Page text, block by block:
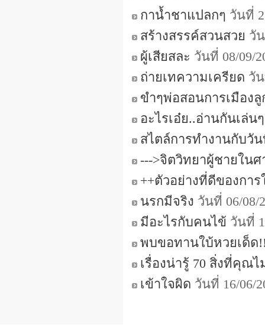
กาน้ำชาแปลกๆ วันที่
สร้างสรรค์สวนสวย วั
ผู้เสียสละ วันที่ 08/09/
ถ่ายเทความเครียด วั
ขำๆพ่อสอนการเมืองลู
อะไรเอ๋ย..อ่านกันเล่น
สไตล์การทำงานกับวัน
--->จิตวิทยาผู้ชายในศ
++ตัวอย่างที่ดีของกา
นรกมีจริง วันที่ 06/08/
มีอะไรกับคนไข้ วันที่
พบขอทานใบ้หวยเด็ด
เรื่องน่ารู้ 70 สิ่งที่คุณ
เข้าใจผิด วันที่ 16/06/